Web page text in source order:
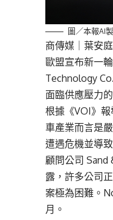
圖／本報AI
商傳媒 ｜葉安
歐盟宣布新一
Technology
面臨供應壓力
根據《VOI》
車產業而言是
遭遇危機並導
顧問公司
露，許多公司
案極為困難。
月。